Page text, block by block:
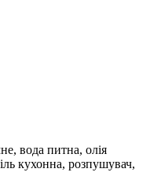
вода питна, олія
кухонна, розпушувач,